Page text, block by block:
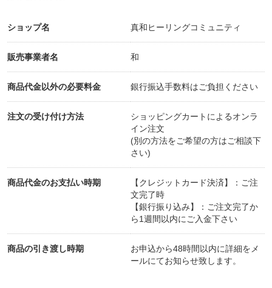
4.必要な情報をフォームから送付して頂きます
・ご相談内容(お悩み/ご相談/夢や目標)
・生年月日(数秘を観るため)
・間取り図(風水鑑定のため)
5.当日：ZOOMで診断・カウンセリング・ヒーリン
☆診断時はスマホ・タブレット等のカメラでお家の
様子を見させていただきます
ショップ名 真和ヒーリングコミュニティ
販売事業者名 和
商品代金以外の必要料金 銀行振込手数料はご負担ください
注文の受け付け方法
ショッピングカートによるオンラ
イン注文
(別の方法をご希望の方はご相談下
さい)
商品代金のお支払い時期
【クレジットカード決済】：ご注
文完了時
【銀行振り込み】：ご注文完了か
ら1週間以内にご入金下さい
商品の引き渡し時期
お申込から48時間以内に詳細をメ
ールにてお知らせ致します。